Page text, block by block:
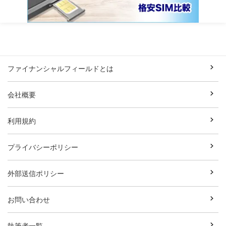
ファイナンシャルフィールドとは
会社概要
利用規約
プライバシーポリシー
外部送信ポリシー
お問い合わせ